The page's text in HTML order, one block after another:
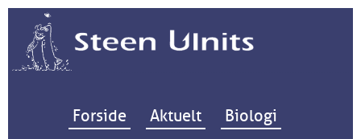
Hop til indhold
Forside Aktuelt Biologi